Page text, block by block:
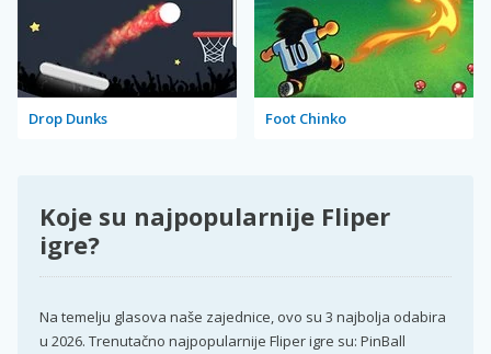
Drop Dunks Foot Chinko
Koje su najpopularnije Fliper
igre?
Na temelju glasova naše zajednice, ovo su 3 najbolja odabira
u 2026. Trenutačno najpopularnije Fliper igre su: PinBall